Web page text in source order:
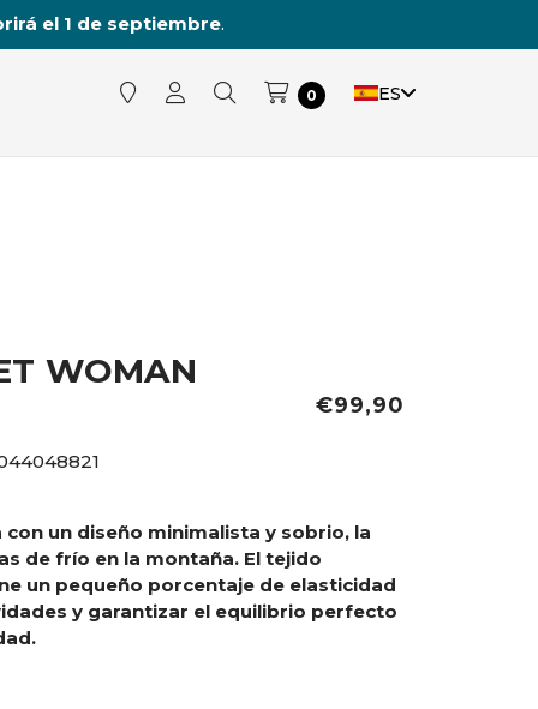
el 1 de septiembre.
0 ES
WOMAN
€99,90
un diseño minimalista y sobrio, la
de frío en la montaña. El tejido
un pequeño porcentaje de elasticidad
y garantizar el equilibrio perfecto